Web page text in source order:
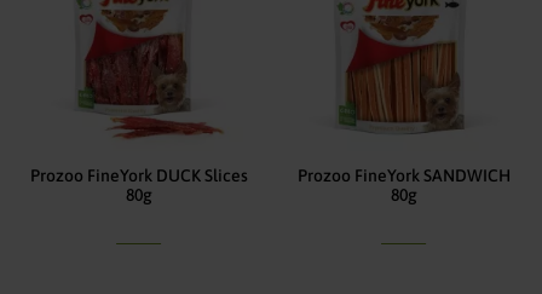
Prozoo FineYork DUCK Slices
80g
Prozoo FineYork SANDWICH
80g